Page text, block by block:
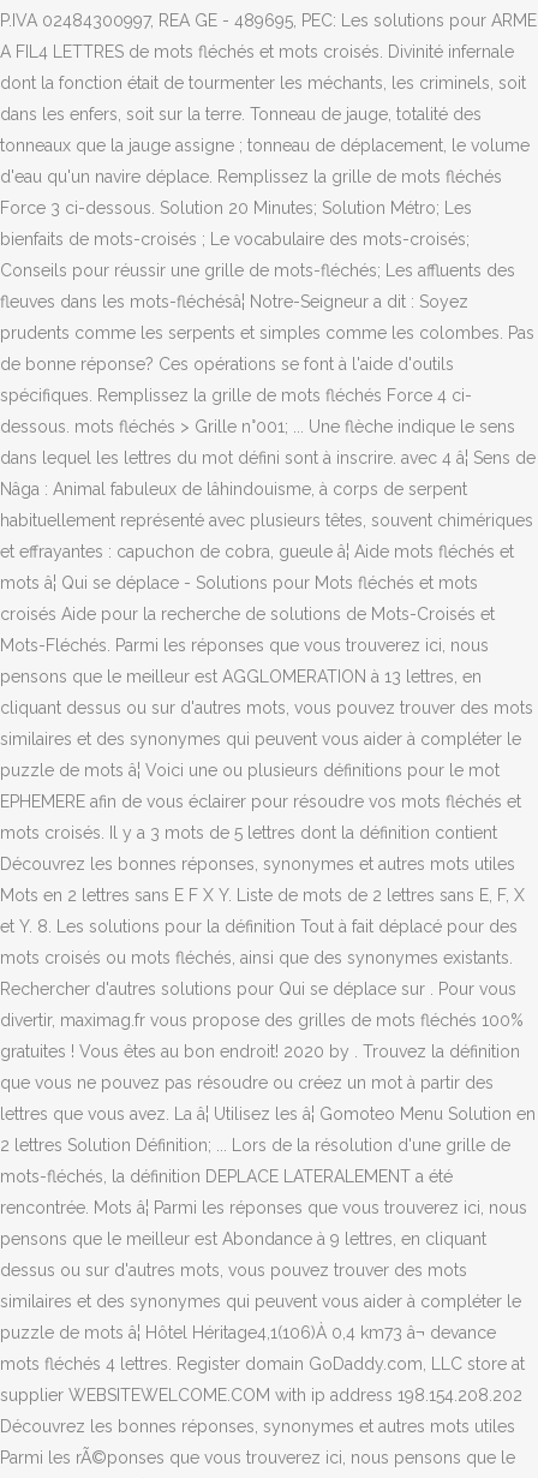
P.IVA 02484300997, REA GE - 489695, PEC: Les solutions pour ARME
A FIL4 LETTRES de mots fléchés et mots croisés. Divinité infernale
dont la fonction était de tourmenter les méchants, les criminels, soit
dans les enfers, soit sur la terre. Tonneau de jauge, totalité des
tonneaux que la jauge assigne ; tonneau de déplacement, le volume
d'eau qu'un navire déplace. Remplissez la grille de mots fléchés
Force 3 ci-dessous. Solution 20 Minutes; Solution Métro; Les
bienfaits de mots-croisés ; Le vocabulaire des mots-croisés;
Conseils pour réussir une grille de mots-fléchés; Les affluents des
fleuves dans les mots-fléchésâ¦ Notre-Seigneur a dit : Soyez
prudents comme les serpents et simples comme les colombes. Pas
de bonne réponse? Ces opérations se font à l'aide d'outils
spécifiques. Remplissez la grille de mots fléchés Force 4 ci-
dessous. mots fléchés > Grille n°001; ... Une flèche indique le sens
dans lequel les lettres du mot défini sont à inscrire. avec 4 â¦ Sens de
Nâga : Animal fabuleux de lâhindouisme, à corps de serpent
habituellement représenté avec plusieurs têtes, souvent chimériques
et effrayantes : capuchon de cobra, gueule â¦ Aide mots fléchés et
mots â¦ Qui se déplace - Solutions pour Mots fléchés et mots
croisés Aide pour la recherche de solutions de Mots-Croisés et
Mots-Fléchés. Parmi les réponses que vous trouverez ici, nous
pensons que le meilleur est AGGLOMERATION à 13 lettres, en
cliquant dessus ou sur d'autres mots, vous pouvez trouver des mots
similaires et des synonymes qui peuvent vous aider à compléter le
puzzle de mots â¦ Voici une ou plusieurs définitions pour le mot
EPHEMERE afin de vous éclairer pour résoudre vos mots fléchés et
mots croisés. Il y a 3 mots de 5 lettres dont la définition contient
Découvrez les bonnes réponses, synonymes et autres mots utiles
Mots en 2 lettres sans E F X Y. Liste de mots de 2 lettres sans E, F, X
et Y. 8. Les solutions pour la définition Tout à fait déplacé pour des
mots croisés ou mots fléchés, ainsi que des synonymes existants.
Rechercher d'autres solutions pour Qui se déplace sur . Pour vous
divertir, maximag.fr vous propose des grilles de mots fléchés 100%
gratuites ! Vous êtes au bon endroit! 2020 by . Trouvez la définition
que vous ne pouvez pas résoudre ou créez un mot à partir des
lettres que vous avez. La â¦ Utilisez les â¦ Gomoteo Menu Solution en
2 lettres Solution Définition; ... Lors de la résolution d'une grille de
mots-fléchés, la définition DEPLACE LATERALEMENT a été
rencontrée. Mots â¦ Parmi les réponses que vous trouverez ici, nous
pensons que le meilleur est Abondance à 9 lettres, en cliquant
dessus ou sur d'autres mots, vous pouvez trouver des mots
similaires et des synonymes qui peuvent vous aider à compléter le
puzzle de mots â¦ Hôtel Héritage4,1(106)À 0,4 km73 â¬ devance
mots fléchés 4 lettres. Register domain GoDaddy.com, LLC store at
supplier WEBSITEWELCOME.COM with ip address 198.154.208.202
Découvrez les bonnes réponses, synonymes et autres mots utiles
Parmi les rÃ©ponses que vous trouverez ici, nous pensons que le